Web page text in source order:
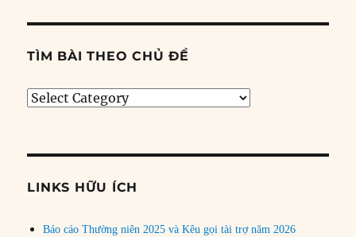
TÌM BÀI THEO CHỦ ĐỀ
Tìm
đề
LINKS HỮU ÍCH
Báo cáo Thường niên 2025 và Kêu gọi tài trợ năm 2026